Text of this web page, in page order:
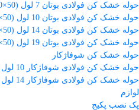
حوله خشک کن فولادی بوتان 7 لول (50×60) سفید
حوله خشک کن فولادی بوتان 10 لول (50×60) سفید
حوله خشک کن فولادی بوتان 14 لول (50×60) سفید
حوله خشک کن فولادی بوتان 19 لول (50×80) سفید
حوله خشک کن شوفاژکار
حوله خشک کن فولادی شوفاژکار 10 لول (50 × 60) سفید
حوله خشک کن فولادی شوفاژکار 14 لول (50×80) سفید
لوازم
پک نصب پکیج